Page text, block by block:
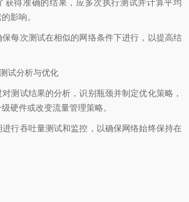
得准确的结果，应多次执行测试并计算平均
影响。
次测试在相似的网络条件下进行，以提高结
分析与优化
试结果的分析，识别瓶颈并制定优化策略，
硬件或改变流量管理策略。
吞吐量测试和监控，以确保网络始终保持在